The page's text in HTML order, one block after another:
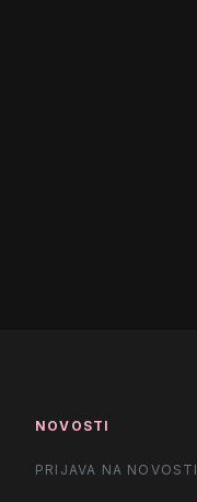
NOVOSTI
PRIJAVA NA NOVOSTI